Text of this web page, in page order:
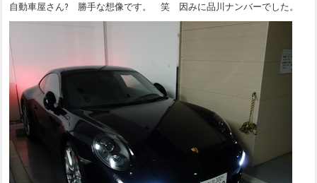
自動車屋さん? 勝手な想像です。 笑 因みに品川ナンバーでした。